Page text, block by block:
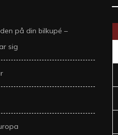
på din bilkupé –
sig